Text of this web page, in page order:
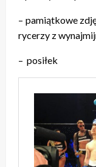
– pamiątkowe
rycerzy z
– posiłek